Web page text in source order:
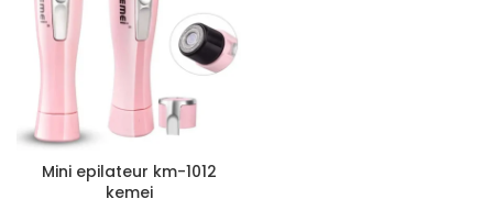
Mini epilateur km-1012
kemei